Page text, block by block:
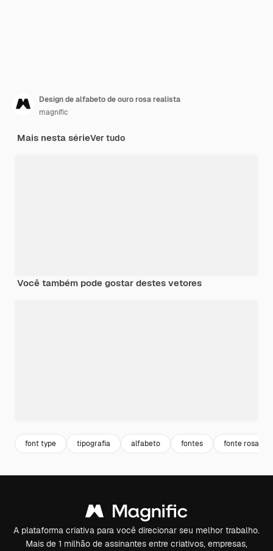
Design de alfabeto de ouro rosa realista
magnific
Mais nesta sérieVer tudo
Você também pode gostar destes vetores
font type tipografia alfabeto fontes fonte rosa
A plataforma criativa para você direcionar seu melhor trabalho.
Mais de 1 milhão de assinantes entre criativos, empresas,